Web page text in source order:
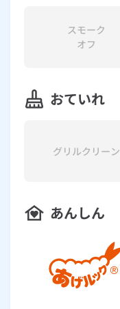
スモーク
オフ
おていれ
グリルクリーン
あんしん